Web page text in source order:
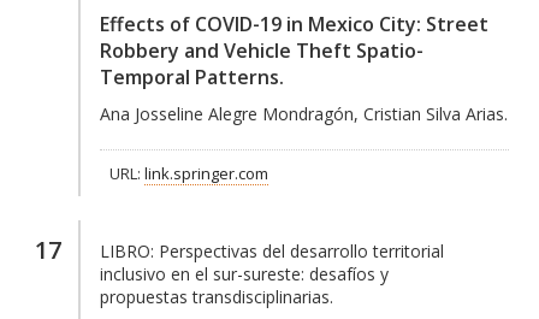
Effects of COVID-19 in Mexico City: Street
Robbery and Vehicle Theft Spatio-
Temporal Patterns.
Ana Josseline Alegre Mondragón, Cristian Silva Arias.
URL: link.springer.com
17 LIBRO: Perspectivas del desarrollo territorial
inclusivo en el sur-sureste: desafíos y
propuestas transdisciplinarias.